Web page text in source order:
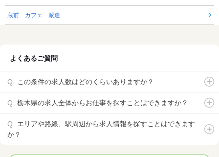
蔵前 カフェ 派遣
よくあるご質問
この条件の求人数はどのくらいありますか？
栃木県の求人全体からお仕事を探すことはできますか？
エリアや路線、駅周辺から求人情報を探すことはできます
か？